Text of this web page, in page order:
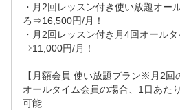
日土日祝日含め「2〜4日開催
・最寄りの店舗にて体験デイに
合には、近隣店舗でのご参加を
ます。
・月2回レッスン付き使い放題オー
ろ⇒16,500円/月！
・月2回レッスン付き月4回オール
⇒11,000円/月！
【月額会員 使い放題プラン※月2回
オールタイム会員の場合、1日あた
可能